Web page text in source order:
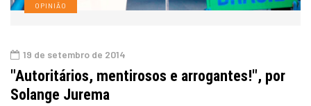
OPINIÃO
19 de setembro de 2014
"Autoritários, mentirosos e arrogantes!", por
Solange Jurema